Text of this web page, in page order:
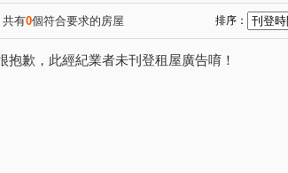
共有0個符合要求的房屋 排序：
抱歉，此經紀業者未刊登租屋廣告唷！